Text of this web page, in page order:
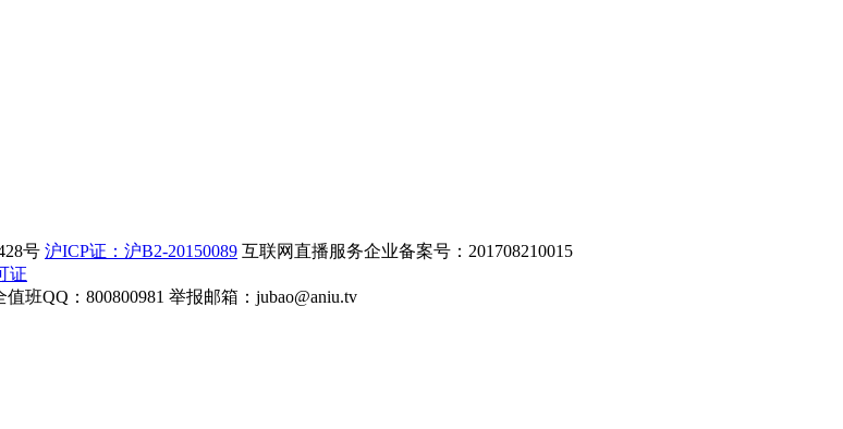
号 沪ICP证：沪B2-20150089 互联网直播服务企业备案号：201708210015
证
值班QQ：800800981 举报邮箱： jubao@aniu.tv